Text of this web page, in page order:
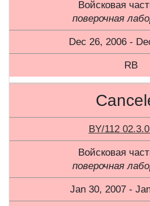
Войсковая
поверочная
Dec 26, 2006 -
RB
BY/112
Войсковая
поверочная
Jan 30, 2007 -